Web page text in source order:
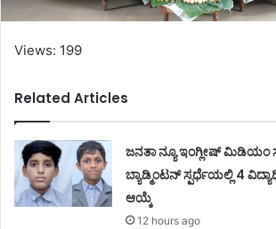
Views: 199
Related Articles
ಜನತಾ ನ್ಯೂ ಇಂಗ್ಲೀಷ್ ಮಿಡಿಯಂ
ಬ್ಯಾಡ್ಮಿಂಟನ್ ಸ್ಪರ್ಧೆಯಲ್ಲಿ 4
ಆಯ್ಕೆ
12 hours ago